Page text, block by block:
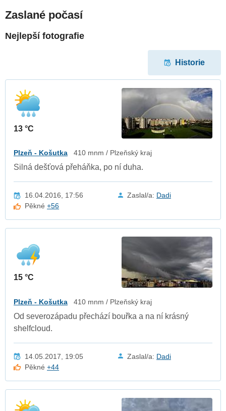
Zaslané počasí
Nejlepší fotografie
Historie
13 °C
Plzeň - Košutka 410 mnm / Plzeňský kraj
Silná dešťová přeháňka, po ní duha.
16.04.2016, 17:56 Zaslal/a: Dadi
Pěkné+56
15 °C
Plzeň - Košutka 410 mnm / Plzeňský kraj
Od severozápadu přechází bouřka a na ní krásný
shelfcloud.
14.05.2017, 19:05 Zaslal/a: Dadi
Pěkné+44